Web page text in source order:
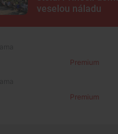
veselou náladu
Premium
Premium